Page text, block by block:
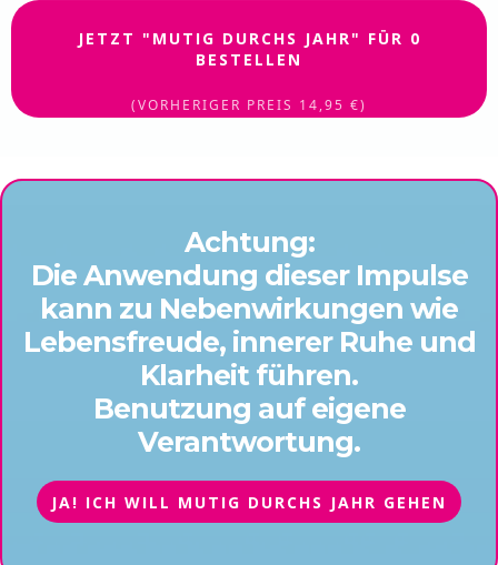
JETZT "MUTIG DURCHS JAHR" FÜR 0
BESTELLEN
(VORHERIGER PREIS 14,95 €)
Achtung:
Die Anwendung dieser Impulse
kann zu Nebenwirkungen wie
Lebensfreude, innerer Ruhe und
Klarheit führen.
Benutzung auf eigene
Verantwortung.
JA! ICH WILL MUTIG DURCHS JAHR GEHEN